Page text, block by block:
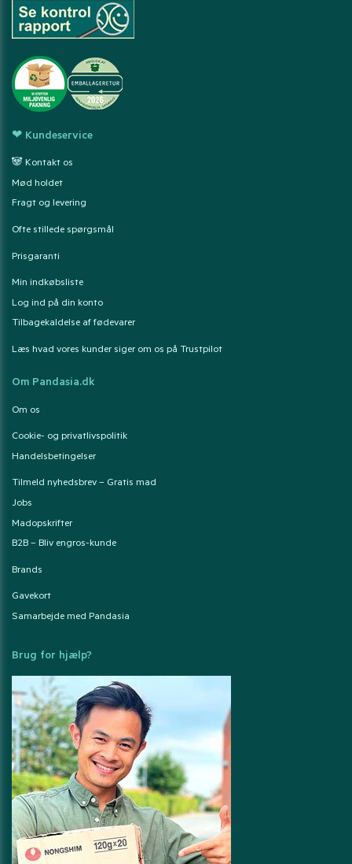
❤ Kundeservice
🐼 Kontakt os
Mød holdet
Fragt og levering
Ofte stillede spørgsmål
Prisgaranti
Min indkøbsliste
Log ind på din konto
Tilbagekaldelse af fødevarer
Læs hvad vores kunder siger om os på Trustpilot
Om Pandasia.dk
Om os
Cookie- og privatlivspolitik
Handelsbetingelser
Tilmeld nyhedsbrev – Gratis mad
Jobs
Madopskrifter
B2B – Bliv engros-kunde
Brands
Gavekort
Samarbejde med Pandasia
Brug for hjælp?